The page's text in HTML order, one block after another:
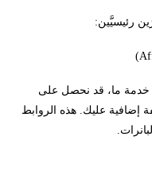
رئيسيَّين:
خدمة ما، قد نحصل على
إضافية عليك. هذه الروابط